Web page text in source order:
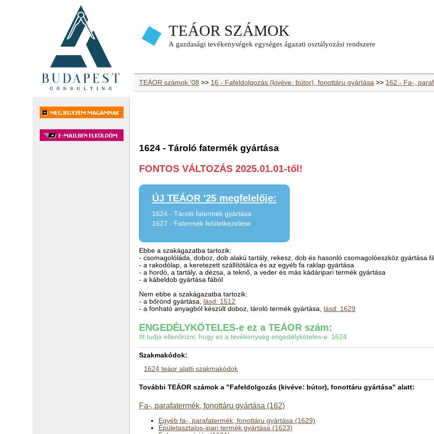
TEÁOR számok '08 >> 16 - Fafeldolgozás (kivéve: bútor), fonottáru gyártása >> 162 - Fa-,
1624 - Tároló fatermék gyártása
FONTOS VÁLTOZÁS 2025.01.01-től!
ÚJ TEÁOR '25 megfelelője:
1624 - Tároló fatermék gyártása
1627 - Fatermék felületkezelése
Ebbe a szakágazatba tartozik:
- csomagolóláda, doboz, dob alakú tartály, rekesz, dob és hasonló csomagolóeszköz gyártása
- a rakodólap, a keretezett szállítótálca és az egyéb fa raklap gyártása
- a hordó, a tartály, a dézsa, a teknő, a veder és más kádáripari termék gyártása
- a kábeldob gyártása fából
Nem ebbe a szakágazatba tartozik:
- a bőrönd gyártása, lásd: 1512
- a fonható anyagból készült doboz, tároló termék gyártása, lásd: 1629
ENGEDÉLYKÖTELES-e ez a TEÁOR szám:
Itt tudja ellenőrizni, hogy ez a tevékenység engedélyköteles-e: 1624
Szakmakódok:
1624 teáor alatti szakmakódok
További TEÁOR számok a "Fafeldolgozás (kivéve: bútor), fonottáru gyártása" alatt:
Fa-, parafatermék, fonottáru gyártása (162)
Egyéb fa-, parafatermék, fonottáru gyártása (1629)
Épületasztalos-ipari termék gyártása (1623)